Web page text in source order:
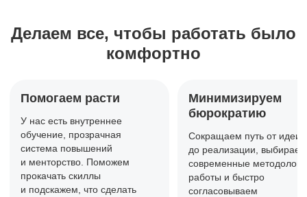
Делаем все, чтобы работать было
комфортно
Помогаем расти
У нас есть внутреннее
обучение, прозрачная
система повышений
и менторство. Поможем
прокачать скиллы
и подскажем, что сделать
Минимизируем
бюрократию
Сокращаем путь от идеи
до реализации, выбираем
современные
работы и быстро
согласовываем